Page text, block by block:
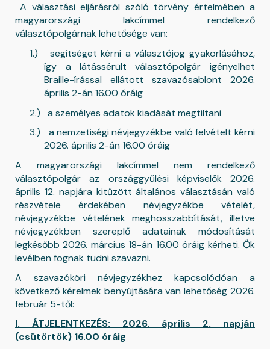
A választási eljárásról szóló törvény értelmében a
magyarországi lakcímmel rendelkező
választópolgárnak lehetősége van:
1.)
segítséget kérni a választójog gyakorlásához,
így a látássérült választópolgár igényelhet
Braille-írással ellátott szavazósablont 2026.
április 2-án 16.00 óráig
2.)
a személyes adatok kiadását megtiltani
3.)
a nemzetiségi névjegyzékbe való felvételt kérni
2026. április 2-án 16.00 óráig
A magyarországi lakcímmel nem rendelkező
választópolgár az országgyűlési képviselők 2026.
április 12. napjára kitűzött általános választásán való
részvétele érdekében névjegyzékbe vételét,
névjegyzékbe vételének meghosszabbítását, illetve
névjegyzékben szereplő adatainak módosítását
legkésőbb 2026. március 18-án 16.00 óráig kérheti. Ők
levélben fognak tudni szavazni.
A szavazóköri névjegyzékhez kapcsolódóan a
következő kérelmek benyújtására van lehetőség 2026.
február 5-től:
I. ÁTJELENTKEZÉS: 2026. április 2. napján
(csütörtök) 16.00 óráig